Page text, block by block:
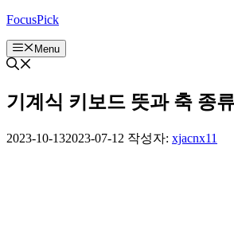
컨
츠
로
너
기
FocusPick
Menu
기계식 키보드 뜻과 축 종
2023-10-132023-07-12 작성자: xjacnx11